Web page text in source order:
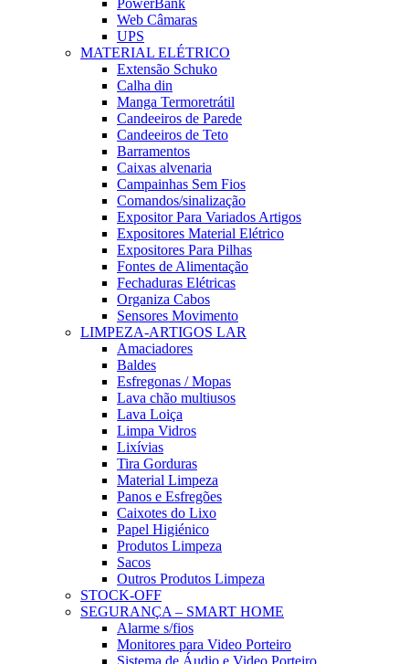
Web Câmaras
UPS
MATERIAL ELÉTRICO
Extensão Schuko
Calha din
Manga Termoretrátil
Candeeiros de Parede
Candeeiros de Teto
Barramentos
Caixas alvenaria
Campainhas Sem Fios
Comandos/sinalização
Expositor Para Variados Artigos
Expositores Material Elétrico
Expositores Para Pilhas
Fontes de Alimentação
Fechaduras Elétricas
Organiza Cabos
Sensores Movimento
LIMPEZA-ARTIGOS LAR
Amaciadores
Baldes
Esfregonas / Mopas
Lava chão multiusos
Lava Loiça
Limpa Vidros
Lixívias
Tira Gorduras
Material Limpeza
Panos e Esfregões
Caixotes do Lixo
Papel Higiénico
Produtos Limpeza
Sacos
Outros Produtos Limpeza
STOCK-OFF
SEGURANÇA – SMART HOME
Alarme s/fios
Monitores para Video Porteiro
Sistema de Áudio e Video Porteiro